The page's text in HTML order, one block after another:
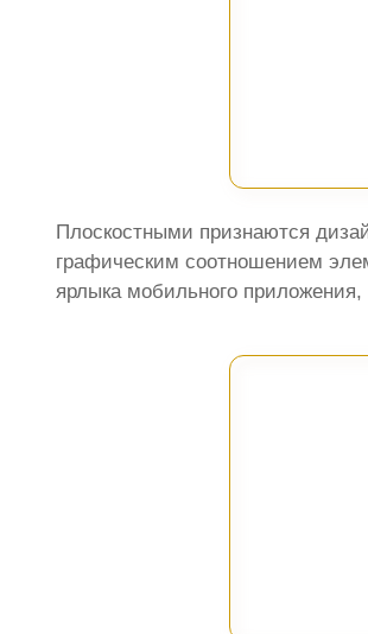
Плоскостными признаются
графическим соотношением
ярлыка мобильного